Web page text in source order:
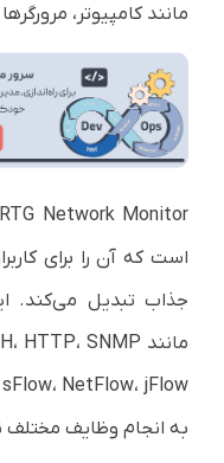
مانند کامپیوتر،
جذاب تبدیل می‌کند.
به انجام وظایف